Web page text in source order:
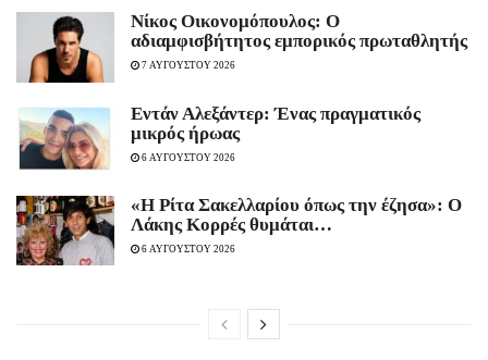
Νίκος Οικονομόπουλος: Ο
αδιαμφισβήτητος εμπορικός πρωταθλητής
7 ΑΥΓΟΥΣΤΟΥ 2026
Εντάν Αλεξάντερ: Ένας πραγματικός
μικρός ήρωας
6 ΑΥΓΟΥΣΤΟΥ 2026
«Η Ρίτα Σακελλαρίου όπως την έζησα»: Ο
Λάκης Κορρές θυμάται…
6 ΑΥΓΟΥΣΤΟΥ 2026